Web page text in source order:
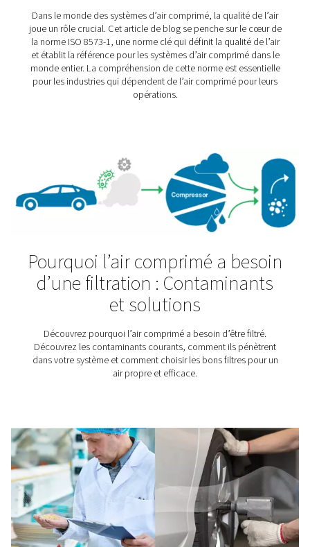
système.
Humidité dans l’air
Causes, problèmes et
L’humidité dans l’air comprimé peut entraîner de la
des temps d’arrêt. Découvrez pourquoi et comment
l’eau à l’aide de sécheurs d’air, de purgeurs et de
point de rosée.